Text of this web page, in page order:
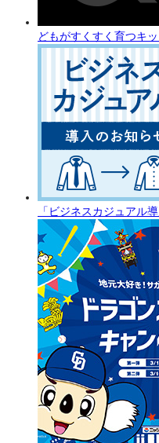
どもがすくすく育つキ
「ビジネスカジュアル